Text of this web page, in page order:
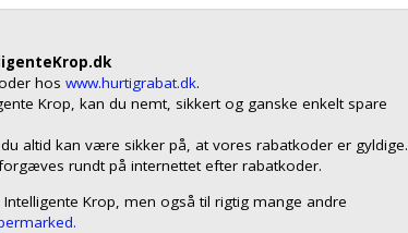
hos www.hurtigrabat.dk.
Krop, kan du nemt, sikkert og ganske enkelt spare
altid kan være sikker på, at vores rabatkoder er gyldige.
rundt på internettet efter rabatkoder.
Krop, men også til rigtig mange andre